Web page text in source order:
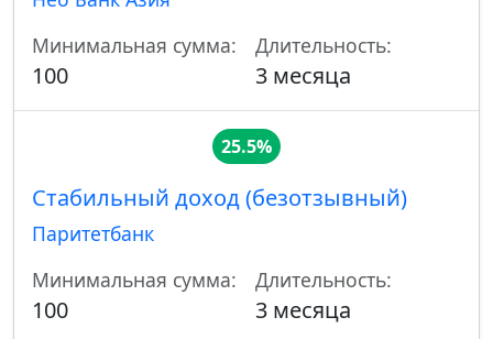
Минимальная сумма:
100
Длительность:
3 месяца
25.5%
Стабильный доход (безотзывный)
Паритетбанк
Минимальная сумма:
100
Длительность:
3 месяца